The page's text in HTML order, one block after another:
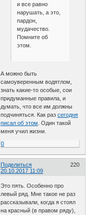
и все равно
нарушать, а это,
пардон,
мудачество.
Помните об
этом.
А можно быть
самоуверенным водятлом,
знать какие-то особые, сои
придуманные правила, и
думать, что все им должны
подчиняться. Как разсегодня
писал об этом . Один такой
меня учил жизни.
0
Поделиться
220
20.10.2017 11:09
Это пять. Особенно про
левый ряд. Мне такое не раз
рассказывали, когда я стоял
на красный (в правом ряду),